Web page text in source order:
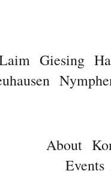
Giesing
About
Events